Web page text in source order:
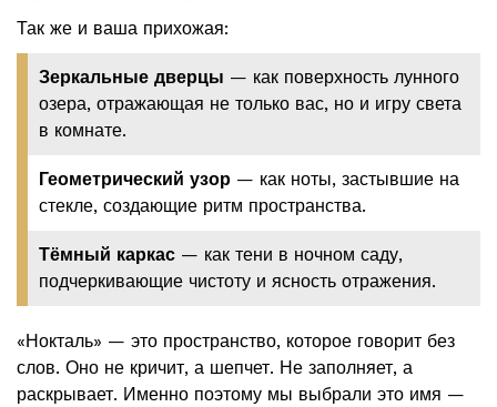
Так же и ваша прихожая:
Зеркальные дверцы — как поверхность лунного
озера, отражающая не только вас, но и игру света
в комнате.
Геометрический узор — как ноты, застывшие на
стекле, создающие ритм пространства.
Тёмный каркас — как тени в ночном саду,
подчеркивающие чистоту и ясность отражения.
«Нокталь» — это пространство, которое говорит без
слов. Оно не кричит, а шепчет. Не заполняет, а
раскрывает. Именно поэтому мы выбрали это имя —